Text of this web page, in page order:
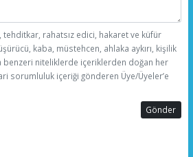
tehditkar, rahatsız edici, hakaret ve küfür
kaba, müstehcen, ahlaka aykırı, kişilik
benzeri niteliklerde içeriklerden doğan her
sorumluluk içeriği gönderen Üye/Üyeler’e
Gönder